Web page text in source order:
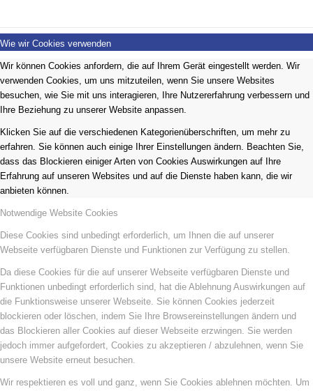
Wie wir Cookies verwenden
Wir können Cookies anfordern, die auf Ihrem Gerät eingestellt werden. Wir
verwenden Cookies, um uns mitzuteilen, wenn Sie unsere Websites
besuchen, wie Sie mit uns interagieren, Ihre Nutzererfahrung verbessern und
Ihre Beziehung zu unserer Website anpassen.
Klicken Sie auf die verschiedenen Kategorienüberschriften, um mehr zu
erfahren. Sie können auch einige Ihrer Einstellungen ändern. Beachten Sie,
dass das Blockieren einiger Arten von Cookies Auswirkungen auf Ihre
Erfahrung auf unseren Websites und auf die Dienste haben kann, die wir
anbieten können.
Notwendige Website Cookies
Diese Cookies sind unbedingt erforderlich, um Ihnen die auf unserer
Webseite verfügbaren Dienste und Funktionen zur Verfügung zu stellen.
Da diese Cookies für die auf unserer Webseite verfügbaren Dienste und
Funktionen unbedingt erforderlich sind, hat die Ablehnung Auswirkungen auf
die Funktionsweise unserer Webseite. Sie können Cookies jederzeit
blockieren oder löschen, indem Sie Ihre Browsereinstellungen ändern und
das Blockieren aller Cookies auf dieser Webseite erzwingen. Sie werden
jedoch immer aufgefordert, Cookies zu akzeptieren / abzulehnen, wenn Sie
unsere Website erneut besuchen.
Wir respektieren es voll und ganz, wenn Sie Cookies ablehnen möchten. Um